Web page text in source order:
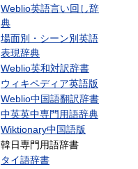
Weblio英語言い回し辞
典
場面別・シーン別英語
表現辞典
Weblio英和対訳辞書
ウィキペディア英語版
Weblio中国語翻訳辞書
中英英中専門用語辞典
Wiktionary中国語版
韓日専門用語辞書
タイ語辞書